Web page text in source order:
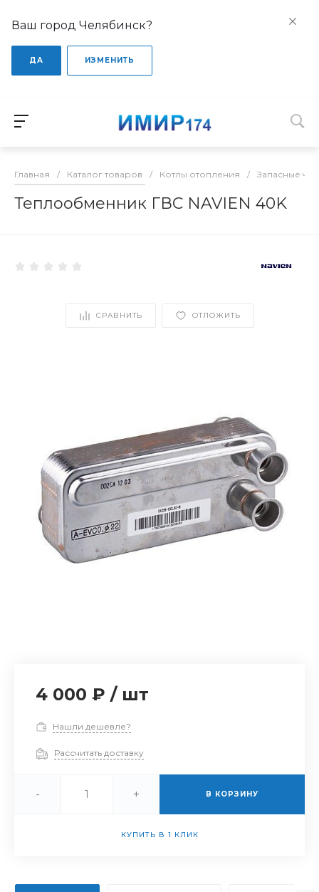
Ваш город Челябинск?
ДА ИЗМЕНИТЬ
Главная / Каталог товаров / Котлы отопления / Запасные
Теплообменник ГВС NAVIEN 40K
СРАВНИТЬ ОТЛОЖИТЬ
4 000 ₽ / шт
Нашли дешевле?
Рассчитать доставку
- + В КОРЗИНУ
КУПИТЬ В 1 КЛИК